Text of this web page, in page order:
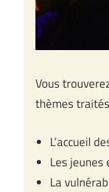
Vous
thèmes
L’accueil
Les
La